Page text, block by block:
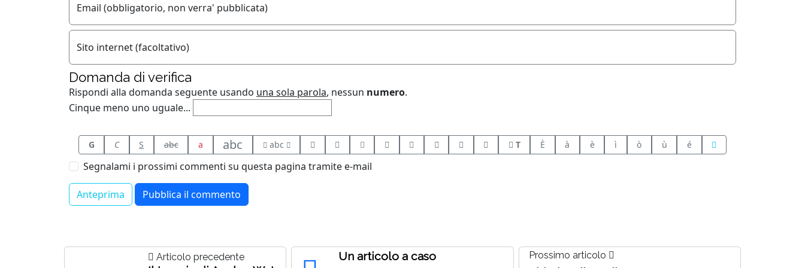
Email (obbligatorio, non verra' pubblicata)
Sito internet (facoltativo)
Domanda di verifica
Rispondi alla domanda seguente usando una sola parola, nessun numero.
Cinque meno uno uguale...
G C S abc a abc abc T È à è ì ò ù é
Segnalami i prossimi commenti su questa pagina tramite e-mail
Articolo precedente Un articolo a caso Prossimo articolo